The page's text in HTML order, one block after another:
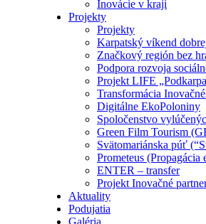
Inovácie v kraji
Projekty
Projekty
Karpatský víkend
Značkový región bez
Podpora rozvoja
Projekt LIFE
Transformácia
Digitálne EkoPoloniny
Spoločenstvo
Green Film Tourism
Svätomariánska púť
Prometeus
ENTER – transfer
Projekt Inovačné
Aktuality
Podujatia
Galéria